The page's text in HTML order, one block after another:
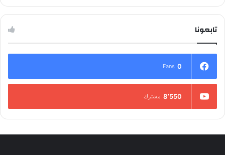
تابعونا
0
Fans
8٬550 مشترك